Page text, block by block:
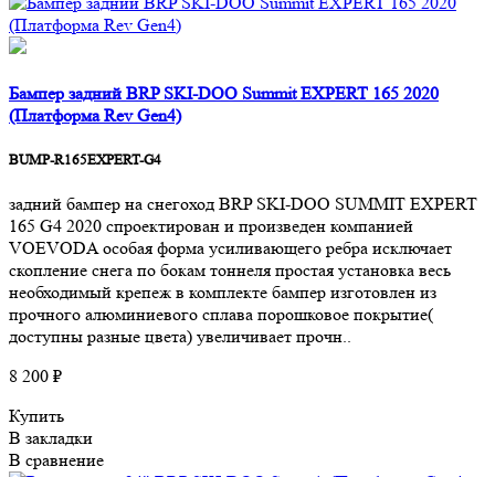
Бампер задний BRP SKI-DOO Summit EXPERT 165 2020
(Платформа Rev Gen4)
BUMP-R165EXPERT-G4
задний бампер на снегоход BRP SKI-DOO SUMMIT EXPERT
165 G4 2020 спроектирован и произведен компанией
VOEVODA особая форма усиливающего ребра исключает
скопление снега по бокам тоннеля простая установка весь
необходимый крепеж в комплекте бампер изготовлен из
прочного алюминиевого сплава порошковое покрытие(
доступны разные цвета) увеличивает прочн..
8 200 ₽
Купить
В закладки
В сравнение